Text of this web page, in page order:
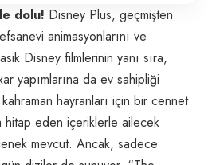
dolu! Disney Plus, geçmişten
animasyonlarını ve
Disney filmlerinin yanı sıra,
yapımlarına da ev sahipliği
hayranları için bir cennet
hitap eden içeriklerle ailecek
mevcut. Ancak, sadece